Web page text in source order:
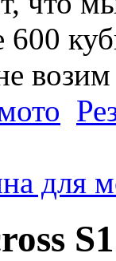
600
для